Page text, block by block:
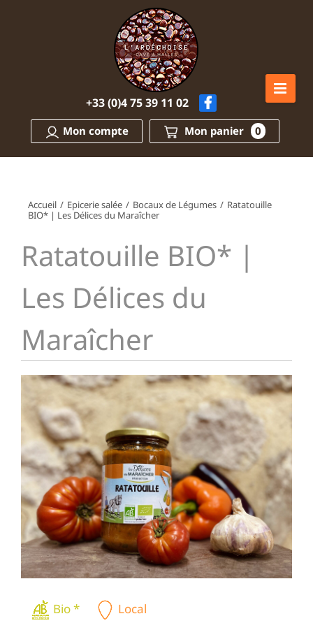
+33 (0)4 75 39 11 02
Mon compte Mon panier 0
Accueil / Epicerie salée / Bocaux de Légumes / Ratatouille
BIO* | Les Délices du Maraîcher
Ratatouille BIO* |
Les Délices du
Maraîcher
Bio *
Local